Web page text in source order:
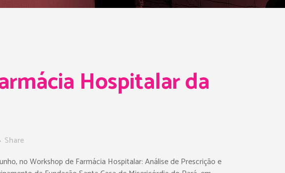
Hospitalar da
Share
no Workshop de Farmácia Hospitalar: Análise de Prescrição e